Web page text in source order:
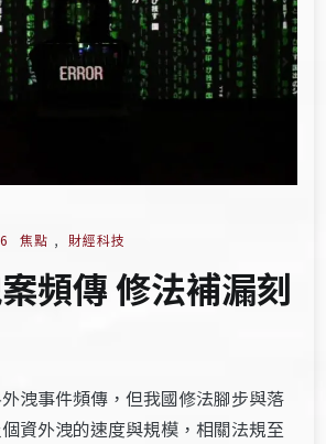
焦點 , 財經科技
頻傳 修法補漏刻
洩事件頻傳，但我國修法腳步與落
資外洩的速度與規模，相關法規至